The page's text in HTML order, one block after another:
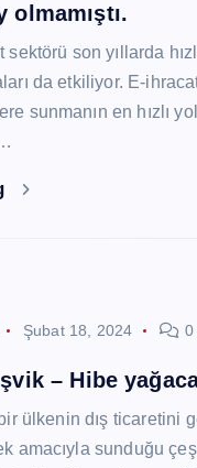
olmamıştı.
sektörü son yıllarda
da etkiliyor. E-
sunmanın en hızlı
Şubat 18, 2024 0
– Hibe
ülkenin dış ticaretini
amacıyla sunduğu